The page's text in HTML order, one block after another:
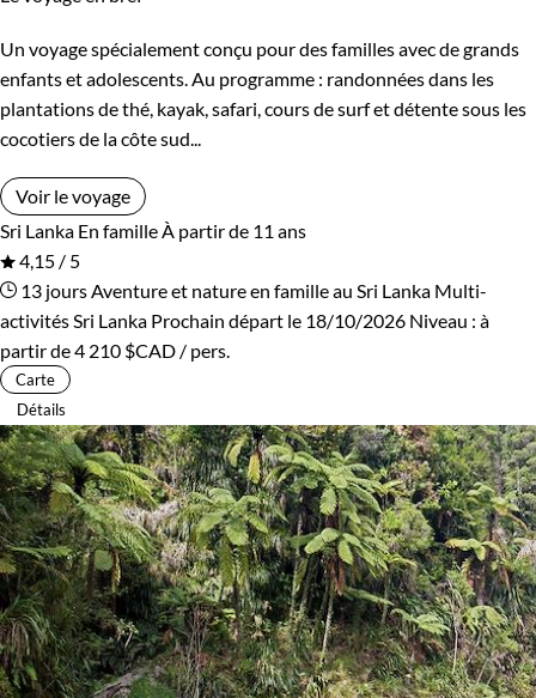
Un voyage spécialement conçu pour des familles avec de grands
enfants et adolescents. Au programme : randonnées dans les
plantations de thé, kayak, safari, cours de surf et détente sous les
cocotiers de la côte sud...
Voir le voyage
Sri Lanka En famille À partir de 11 ans
4,15 / 5
13 jours Aventure et nature en famille au Sri Lanka Multi-
activités Sri Lanka Prochain départ le 18/10/2026 Niveau : à
partir de4 210 $CAD / pers.
Carte
Détails